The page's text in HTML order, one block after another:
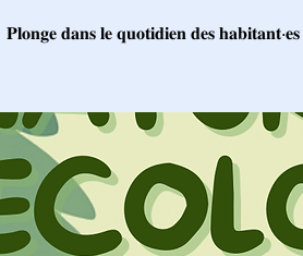
𝐏𝐥𝐨𝐧𝐠𝐞 𝐝𝐚𝐧𝐬 𝐥𝐞 𝐪𝐮𝐨𝐭𝐢𝐝𝐢𝐞𝐧 𝐝𝐞𝐬